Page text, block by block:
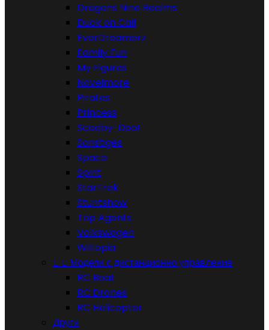
Dragons Nine Realms
Duck on Call
EverDreamerz
Family Fun
My Figures
Novelmore
Pirates
Princess
Scooby-Doo!
Sonstiges
Space
Spirit
StarTrek
Stuntshow
Top Agents
Volkswagen
Wiltopia
  Модели с дистанционно управление
RC Boat
RC Drones
RC Helicopter
Други